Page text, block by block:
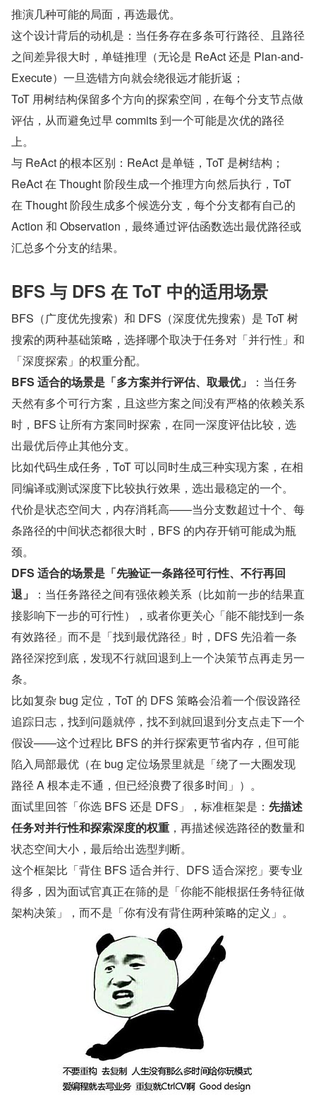
推演几种可能的局面，再选最优。
这个设计背后的动机是：当任务存在多条可行路径、且路径
之间差异很大时，单链推理（无论是 ReAct 还是 Plan-and-
Execute）一旦选错方向就会绕很远才能折返；
ToT 用树结构保留多个方向的探索空间，在每个分支节点做
评估，从而避免过早 commits 到一个可能是次优的路径
上。
与 ReAct 的根本区别：ReAct 是单链，ToT 是树结构；
ReAct 在 Thought 阶段生成一个推理方向然后执行，ToT
在 Thought 阶段生成多个候选分支，每个分支都有自己的
Action 和 Observation，最终通过评估函数选出最优路径或
汇总多个分支的结果。
BFS 与 DFS 在 ToT 中的适用场景
BFS（广度优先搜索）和 DFS（深度优先搜索）是 ToT 树
搜索的两种基础策略，选择哪个取决于任务对「并行性」和
「深度探索」的权重分配。
BFS 适合的场景是「多方案并行评估、取最优」
：当任务
天然有多个可行方案，且这些方案之间没有严格的依赖关系
时，BFS 让所有方案同时探索，在同一深度评估比较，选
出最优后停止其他分支。
比如代码生成任务，ToT 可以同时生成三种实现方案，在相
同编译或测试深度下比较执行效果，选出最稳定的一个。
代价是状态空间大，内存消耗高——当分支数超过十个、每
条路径的中间状态都很大时，BFS 的内存开销可能成为瓶
颈。
DFS 适合的场景是「先验证一条路径可行性、不行再回
退」
：当任务路径之间有强依赖关系（比如前一步的结果直
接影响下一步的可行性），或者你更关心「能不能找到一条
有效路径」而不是「找到最优路径」时，DFS 先沿着一条
路径深挖到底，发现不行就回退到上一个决策节点再走另一
条。
比如复杂 bug 定位，ToT 的 DFS 策略会沿着一个假设路径
追踪日志，找到问题就停，找不到就回退到分支点走下一个
假设——这个过程比 BFS 的并行探索更节省内存，但可能
陷入局部最优（在 bug 定位场景里就是「绕了一大圈发现
路径 A 根本走不通，但已经浪费了很多时间」）。
面试里回答「你选 BFS 还是 DFS」，标准框架是： 先描述
任务对并行性和探索深度的权重 ，再描述候选路径的数量和
状态空间大小，最后给出选型判断。
这个框架比「背住 BFS 适合并行、DFS 适合深挖」要专业
得多，因为面试官真正在筛的是「你能不能根据任务特征做
架构决策」，而不是「你有没有背住两种策略的定义」。